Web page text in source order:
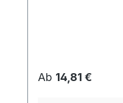
Regulärer Preis:
Ab 14,81 €